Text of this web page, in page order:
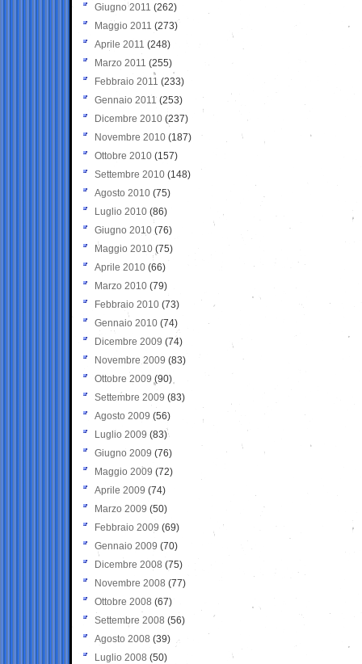
Giugno 2011 (262)
Maggio 2011 (273)
Aprile 2011 (248)
Marzo 2011 (255)
Febbraio 2011 (233)
Gennaio 2011 (253)
Dicembre 2010 (237)
Novembre 2010 (187)
Ottobre 2010 (157)
Settembre 2010 (148)
Agosto 2010 (75)
Luglio 2010 (86)
Giugno 2010 (76)
Maggio 2010 (75)
Aprile 2010 (66)
Marzo 2010 (79)
Febbraio 2010 (73)
Gennaio 2010 (74)
Dicembre 2009 (74)
Novembre 2009 (83)
Ottobre 2009 (90)
Settembre 2009 (83)
Agosto 2009 (56)
Luglio 2009 (83)
Giugno 2009 (76)
Maggio 2009 (72)
Aprile 2009 (74)
Marzo 2009 (50)
Febbraio 2009 (69)
Gennaio 2009 (70)
Dicembre 2008 (75)
Novembre 2008 (77)
Ottobre 2008 (67)
Settembre 2008 (56)
Agosto 2008 (39)
Luglio 2008 (50)